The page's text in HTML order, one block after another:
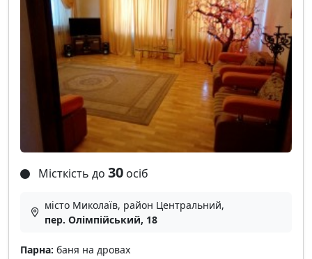
Місткість до 30 осіб
місто Миколаїв, район Центральний,
пер. Олімпійський, 18
Парна: баня на дровах